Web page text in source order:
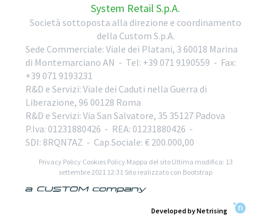
System Retail S.p.A.
Società sottoposta alla direzione e coordinamento
della Custom S.p.A.
Sede Commerciale: Viale dei Platani, 3 60018 Marina
di Montemarciano AN - Tel: +39 071 9190559 - Fax:
+39 071 9193231
R&D e Servizi: Viale dei Caduti nella Guerra di
Liberazione, 96 00128 Roma
R&D e Servizi: Via San Salvatore, 35 35127 Padova
P.Iva: 01231880426 - REA: 01231880426 -
SDI: 8RQN7AZ - Cap.Sociale: € 200.000,00
Privacy Policy Cookies Policy Mappa del sito Ultima modifica: 13
settembre 2021 12:31 Sito realizzato con Bootstrap
Developed by Netrising